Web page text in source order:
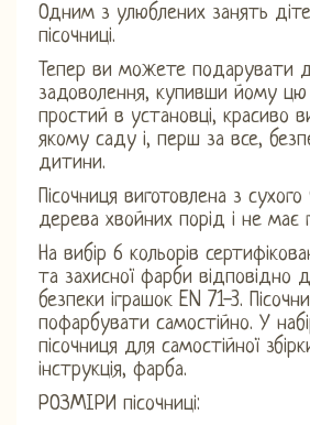
Одним з улюблених занять
пісочниці.
Тепер ви можете подарувати
задоволення, купивши йому цю
простий в установці, красиво
якому саду і, перш за все,
дитини.
Пісочниця виготовлена ​​з
дерева хвойних порід і не має
На вибір 6 кольорів
та захисної фарби відповідно
безпеки іграшок EN 71-3.
пофарбувати самостійно. У
пісочниця для самостійної
інструкція, фарба.
РОЗМІРИ пісочниці: